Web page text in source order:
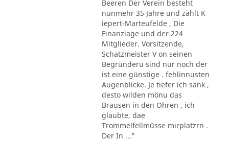
Beeren Der Verein besteht
nunmehr 35 Jahre und zählt K
iepert-Marteufelde , Die
Finanziage und der 224
Mitglieder. Vorsitzende,
Schatzmeister V on seinen
Begründeru sind nur noch der
ist eine günstige . fehlinnusten
Augenblicke. Je tiefer ich sank ,
desto wilden mönu das
Brausen in den Ohren , ich
glaubte, dae
Trommelfellmüsse mirplatzrn .
Der In ..."